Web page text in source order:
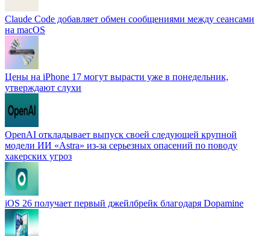
Claude Code добавляет обмен сообщениями между сеансами
на macOS
Цены на iPhone 17 могут вырасти уже в понедельник,
утверждают слухи
OpenAI откладывает выпуск своей следующей крупной
модели ИИ «Astra» из-за серьезных опасений по поводу
хакерских угроз
iOS 26 получает первый джейлбрейк благодаря Dopamine